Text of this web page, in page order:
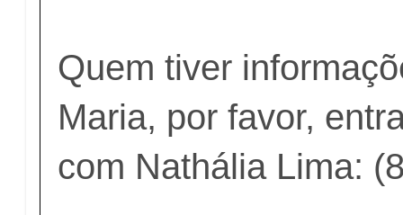
Quem tiver
Maria, por favor,
com Nathália Lima: